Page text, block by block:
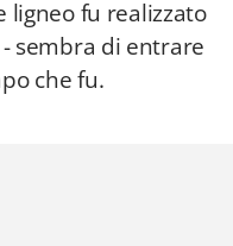
ligneo fu realizzato
sembra di entrare
che fu.